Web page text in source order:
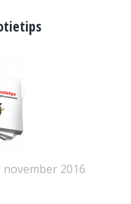
november 2016